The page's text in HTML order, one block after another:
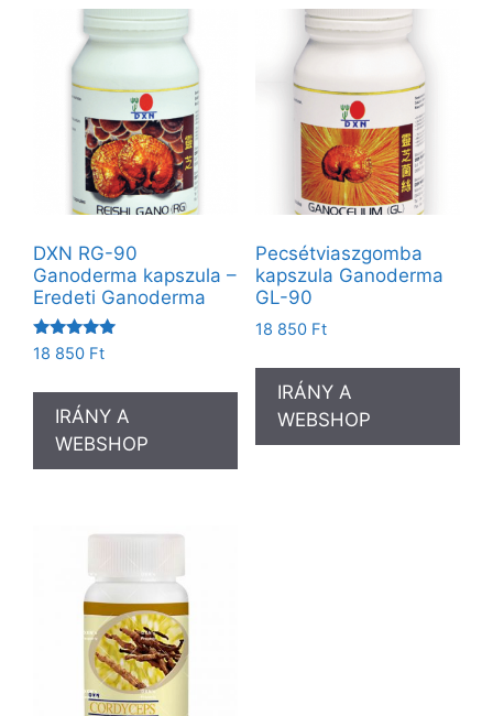
DXN RG-90
Ganoderma kapszula –
Eredeti Ganoderma
Értékelés:
5.00
18 850 Ft
IRÁNY A
WEBSHOP
Pecsétviaszgomba
kapszula Ganoderma
GL-90
18 850 Ft
IRÁNY A
WEBSHOP